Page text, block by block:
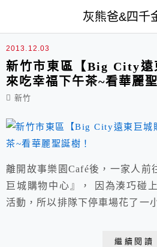
灰熊爸&四千
跳舞香水
2013.12.03
新竹市東區【Big City遠
來吃幸福下午茶~看華麗聖
新竹
離開故事樂園Café後，一家人前
巨城購物中心』， 因為湊巧碰
活動，所以排隊下停車場花了一
繼續閱讀